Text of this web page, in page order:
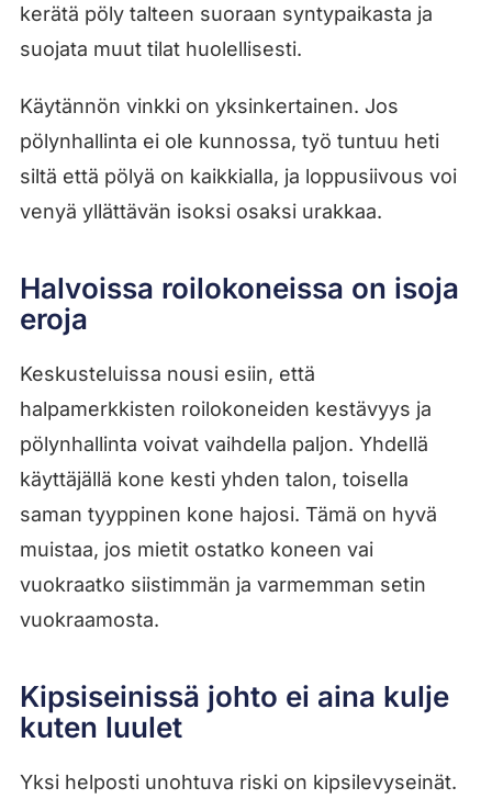
kerätä pöly talteen suoraan syntypaikasta ja
suojata muut tilat huolellisesti.
Käytännön vinkki on yksinkertainen. Jos
pölynhallinta ei ole kunnossa, työ tuntuu heti
siltä että pölyä on kaikkialla, ja loppusiivous voi
venyä yllättävän isoksi osaksi urakkaa.
Halvoissa roilokoneissa on isoja
eroja
Keskusteluissa nousi esiin, että
halpamerkkisten roilokoneiden kestävyys ja
pölynhallinta voivat vaihdella paljon. Yhdellä
käyttäjällä kone kesti yhden talon, toisella
saman tyyppinen kone hajosi. Tämä on hyvä
muistaa, jos mietit ostatko koneen vai
vuokraatko siistimmän ja varmemman setin
vuokraamosta.
Kipsiseinissä johto ei aina kulje
kuten luulet
Yksi helposti unohtuva riski on kipsilevyseinät.